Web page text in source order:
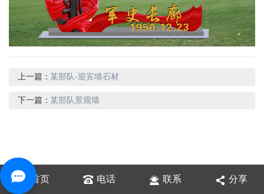
上一篇：某部队-迎宾墙石材
下一篇：某部队景观墙
首页 电话 联系 分享